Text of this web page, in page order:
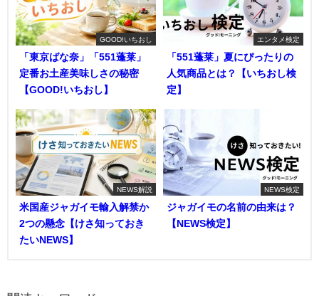
GOOD!いちおし
「東京ばな奈」「551蓬莱」
定番お土産美味しさの秘密
【GOOD!いちおし】
エンタメ検定
「551蓬莱」夏にぴったりの
人気商品とは？【いちおし検
定】
NEWS解説
米国産ジャガイモ輸入解禁か
2つの懸念【けさ知っておき
たいNEWS】
NEWS検定
ジャガイモの名前の由来は？
【NEWS検定】